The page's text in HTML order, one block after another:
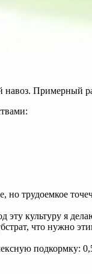
Примерный
но трудоемкое
эту культуру я
что нужно
подкормку: